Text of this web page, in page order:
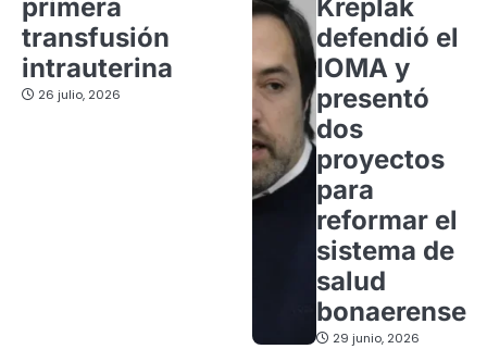
primera
transfusión
intrauterina
26 julio, 2026
Kreplak
defendió el
IOMA y
presentó
dos
proyectos
para
reformar el
sistema de
salud
bonaerense
29 junio, 2026